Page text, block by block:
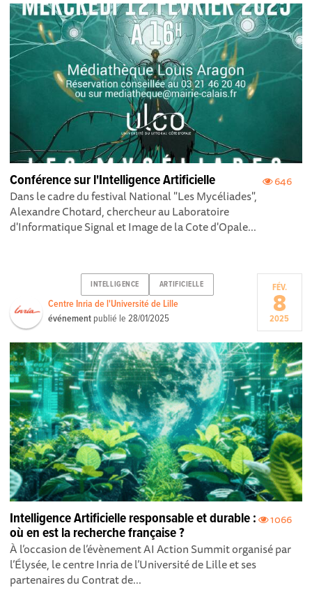
646
Conférence sur l'Intelligence Artificielle
Dans le cadre du festival National "Les Mycéliades",
Alexandre Chotard, chercheur au Laboratoire
d'Informatique Signal et Image de la Cote d'Opale...
INTELLIGENCE ARTIFICIELLE
Centre Inria de l'Université de Lille
événement publié le28/01/2025
FÉV.
8
2025
1066
Intelligence Artificielle responsable et durable :
où en est la recherche française ?
À l’occasion de l’évènement AI Action Summit organisé par
l’Élysée, le centre Inria de l’Université de Lille et ses
partenaires du Contrat de...